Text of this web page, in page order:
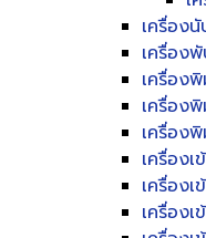
เครื่อง
เครื่อง
เครื่อง
เครื่อง
เครื่อง
เครื่อง
เครื่อง
เครื่อง